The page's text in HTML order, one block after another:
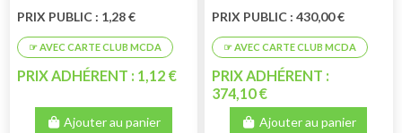
PRIX PUBLIC : 1,28 €
PRIX ADHÉRENT : 1,12 €
Ajouter au panier
PRIX PUBLIC : 430,00 €
PRIX ADHÉRENT :
374,10 €
Ajouter au panier